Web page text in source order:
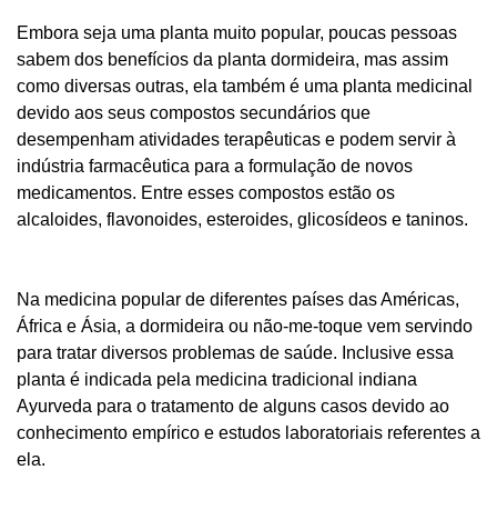
Embora seja uma planta muito popular, poucas pessoas
sabem dos benefícios da planta dormideira, mas assim
como diversas outras, ela também é uma planta medicinal
devido aos seus compostos secundários que
desempenham atividades terapêuticas e podem servir à
indústria farmacêutica para a formulação de novos
medicamentos. Entre esses compostos estão os
alcaloides, flavonoides, esteroides, glicosídeos e taninos.
Na medicina popular de diferentes países das Américas,
África e Ásia, a dormideira ou não-me-toque vem servindo
para tratar diversos problemas de saúde. Inclusive essa
planta é indicada pela medicina tradicional indiana
Ayurveda para o tratamento de alguns casos devido ao
conhecimento empírico e estudos laboratoriais referentes a
ela.